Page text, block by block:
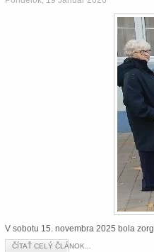
V sobotu 15. novembra 2025 bola
ČÍTAŤ CELÝ ČLÁNOK...